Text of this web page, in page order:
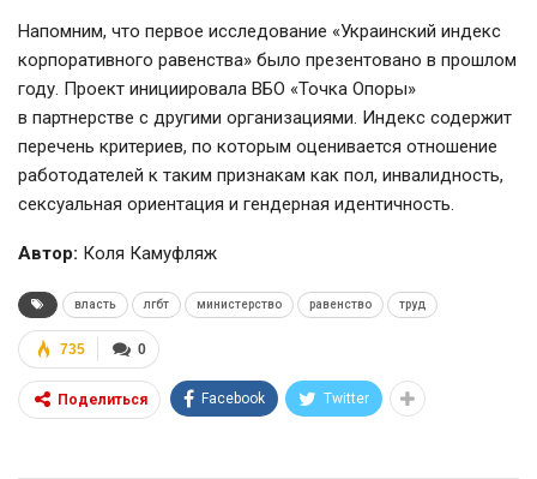
Напомним, что первое исследование «Украинский индекс
корпоративного равенства» было презентовано в прошлом
году. Проект инициировала ВБО «Точка Опоры»
в партнерстве с другими организациями. Индекс содержит
перечень критериев, по которым оценивается отношение
работодателей к таким признакам как пол, инвалидность,
сексуальная ориентация и гендерная идентичность.
Автор: Коля Камуфляж
власть лгбт министерство равенство труд
0
735
Поделиться Facebook Twitter